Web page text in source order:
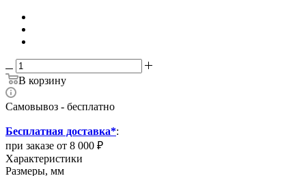
В корзину
Самовывоз - бесплатно
Бесплатная доставка*:
при заказе от 8 000 ₽
Характеристики
Размеры, мм